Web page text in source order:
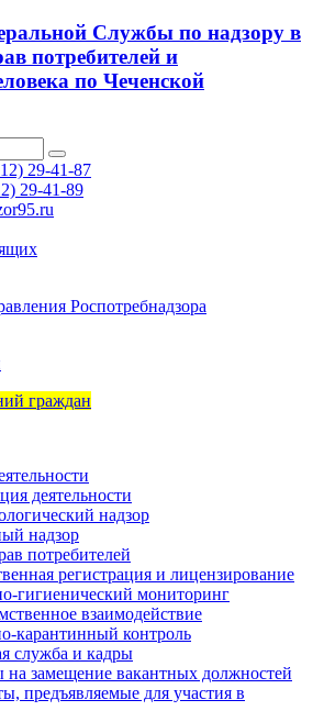
Службы по надзору в
потребителей и
по Чеченской
29-41-87
29-41-89
Роспотребнадзора
граждан
деятельности
надзор
надзор
потребителей
регистрация и лицензирование
гигиенический мониторинг
взаимодействие
карантинный контроль
служба и кадры
на замещение вакантных должностей
предъявляемые для участия в